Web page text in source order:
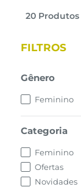
20 Produtos
FILTROS
Gênero
Feminino
Categoria
Feminino
Ofertas
Novidades